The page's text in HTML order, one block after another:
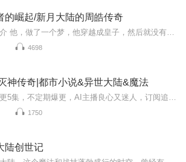
的崛起/新月大陆的周皓传奇
4698
神传奇|都市小说&异世大陆&魔法
1750
陆创世记